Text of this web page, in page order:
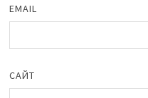
EMAIL
САЙТ